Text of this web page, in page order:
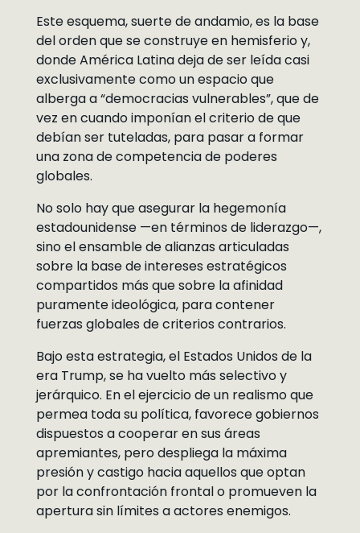
Este esquema, suerte de andamio, es la base
del orden que se construye en hemisferio y,
donde América Latina deja de ser leída casi
exclusivamente como un espacio que
alberga a “democracias vulnerables”, que de
vez en cuando imponían el criterio de que
debían ser tuteladas, para pasar a formar
una zona de competencia de poderes
globales.
No solo hay que asegurar la hegemonía
estadounidense —en términos de liderazgo—,
sino el ensamble de alianzas articuladas
sobre la base de intereses estratégicos
compartidos más que sobre la afinidad
puramente ideológica, para contener
fuerzas globales de criterios contrarios.
Bajo esta estrategia, el Estados Unidos de la
era Trump, se ha vuelto más selectivo y
jerárquico. En el ejercicio de un realismo que
permea toda su política, favorece gobiernos
dispuestos a cooperar en sus áreas
apremiantes, pero despliega la máxima
presión y castigo hacia aquellos que optan
por la confrontación frontal o promueven la
apertura sin límites a actores enemigos.